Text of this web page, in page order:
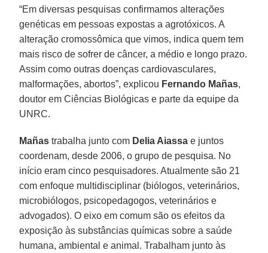
“Em diversas pesquisas confirmamos alterações
genéticas em pessoas expostas a agrotóxicos. A
alteração cromossômica que vimos, indica quem tem
mais risco de sofrer de câncer, a médio e longo prazo.
Assim como outras doenças cardiovasculares,
malformações, abortos”, explicou Fernando Mañas,
doutor em Ciências Biológicas e parte da equipe da
UNRC.
Mañas trabalha junto com Delia Aiassa e juntos
coordenam, desde 2006, o grupo de pesquisa. No
início eram cinco pesquisadores. Atualmente são 21
com enfoque multidisciplinar (biólogos, veterinários,
microbiólogos, psicopedagogos, veterinários e
advogados). O eixo em comum são os efeitos da
exposição às substâncias químicas sobre a saúde
humana, ambiental e animal. Trabalham junto às